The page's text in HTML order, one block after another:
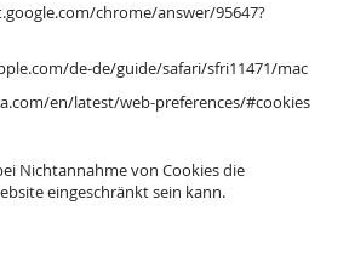
chrome/answer/95647?
de-de/guide/safari/sfri11471/mac
en/latest/web-preferences/#cookies
Nichtannahme von Cookies die
eingeschränkt sein kann.